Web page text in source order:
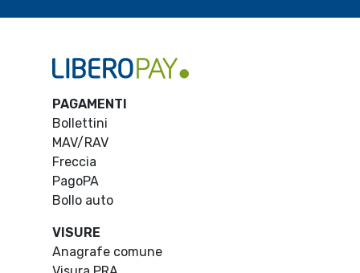
PAGAMENTI
Bollettini
MAV/RAV
Freccia
PagoPA
Bollo auto
VISURE
Anagrafe comune